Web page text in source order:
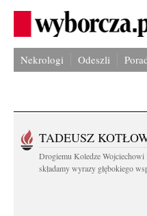
Nekrologi Odeszli
TADEUSZ
Drogiemu Koledze Wojciechowi
składamy wyrazy głębokiego